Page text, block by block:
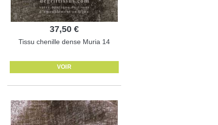
37,50 €
Tissu chenille dense Muria 14
VOIR